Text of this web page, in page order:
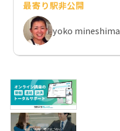
最寄り駅非公開
yoko mineshima